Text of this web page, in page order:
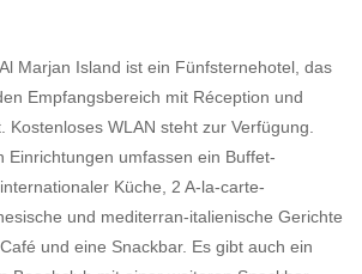
Marjan Island ist ein Fünfsternehotel, das
Empfangsbereich mit Réception und
Kostenloses WLAN steht zur Verfügung.
Einrichtungen umfassen ein Buffet-
Küche, 2 A-la-carte-
und mediterran-italienische Gerichte
und eine Snackbar. Es gibt auch ein